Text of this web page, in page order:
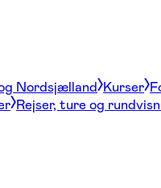
Nordsjælland Kurser
Rejser, ture og